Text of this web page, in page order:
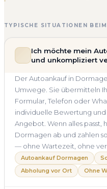
TYPISCHE SITUATIONEN
Ich möchte mein
und unkompliziert
Der Autoankauf in
Umwege. Sie übermitteln
Formular, Telefon oder
individuelle Bewertung
Angebot. Wenn alles passt,
Dormagen ab und zahlen
— ohne Wartezeit, ohne
Autoankauf Dormagen
Abholung vor Ort
Ohne